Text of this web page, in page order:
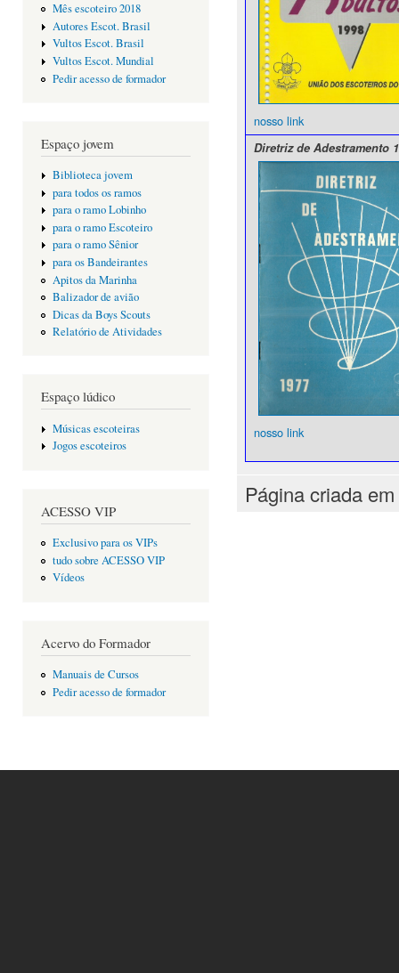
Mês escoteiro 2018
Autores Escot. Brasil
Vultos Escot. Brasil
Vultos Escot. Mundial
Pedir acesso de formador
Espaço jovem
Biblioteca jovem
para todos os ramos
para o ramo Lobinho
para o ramo Escoteiro
para o ramo Sênior
para os Bandeirantes
Apitos da Marinha
Balizador de avião
Dicas da Boys Scouts
Relatório de Atividades
Espaço lúdico
Músicas escoteiras
Jogos escoteiros
ACESSO VIP
Exclusivo para os VIPs
tudo sobre ACESSO VIP
Vídeos
Acervo do Formador
Manuais de Cursos
Pedir acesso de formador
nosso link
Diretriz de Adestramento
nosso link
Página criada